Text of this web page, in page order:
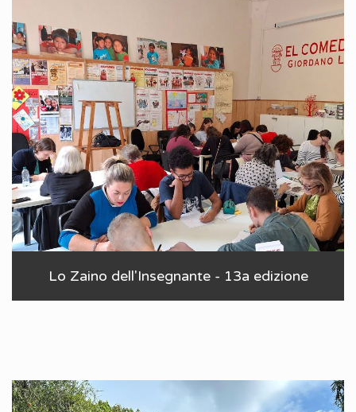
Lo Zaino dell'Insegnante - 13a edizione